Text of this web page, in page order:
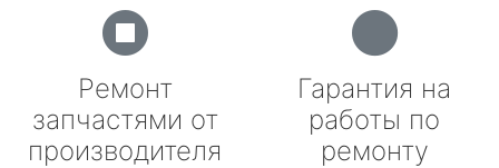
Ремонт
запчастями от
производителя
Гарантия на
работы по
ремонту